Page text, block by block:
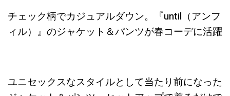
チェック柄でカジュアルダウン。『until（アンフ
ィル）』のジャケット＆パンツが春コーデに活躍
ユニセックスなスタイルとして当たり前になった